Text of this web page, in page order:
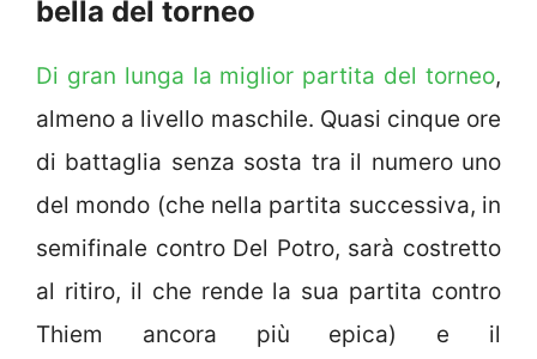
bella del torneo
Di gran lunga la miglior partita del torneo,
almeno a livello maschile. Quasi cinque ore
di battaglia senza sosta tra il numero uno
del mondo (che nella partita successiva, in
semifinale contro Del Potro, sarà costretto
al ritiro, il che rende la sua partita contro
Thiem ancora più epica) e il